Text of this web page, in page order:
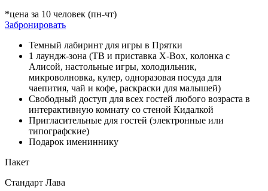
*цена за 10 человек (пн-чт)
Забронировать
Темный лабиринт для игры в Прятки
1 лаундж-зона (ТВ и приставка X-Box, колонка с
Алисой, настольные игры, холодильник,
микроволновка, кулер, одноразовая посуда для
чаепития, чай и кофе, раскраски для малышей)
Свободный доступ для всех гостей любого возраста в
интерактивную комнату со стеной Кидалкой
Пригласительные для гостей (электронные или
типографские)
Подарок имениннику
Пакет
Стандарт Лава